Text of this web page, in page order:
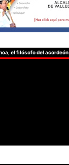
el filósofo del acordeón